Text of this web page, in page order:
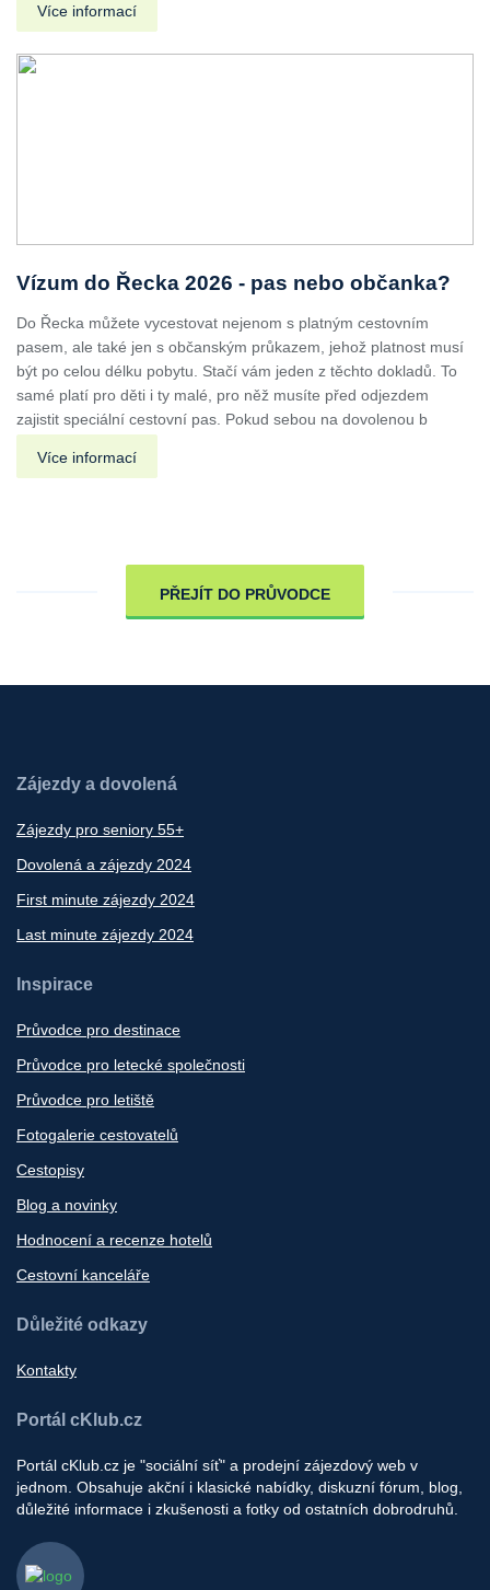
Více informací
Vízum do Řecka 2026 - pas nebo občanka?
Do Řecka můžete vycestovat nejenom s platným cestovním
pasem, ale také jen s občanským průkazem, jehož platnost musí
být po celou délku pobytu. Stačí vám jeden z těchto dokladů. To
samé platí pro děti i ty malé, pro něž musíte před odjezdem
zajistit speciální cestovní pas. Pokud sebou na dovolenou b
Více informací
PŘEJÍT DO PRŮVODCE
Zájezdy a dovolená
Zájezdy pro seniory 55+
Dovolená a zájezdy 2024
First minute zájezdy 2024
Last minute zájezdy 2024
Inspirace
Průvodce pro destinace
Průvodce pro letecké společnosti
Průvodce pro letiště
Fotogalerie cestovatelů
Cestopisy
Blog a novinky
Hodnocení a recenze hotelů
Cestovní kanceláře
Důležité odkazy
Kontakty
Portál cKlub.cz
Portál cKlub.cz je "sociální síť" a prodejní zájezdový web v
jednom. Obsahuje akční i klasické nabídky, diskuzní fórum, blog,
důležité informace i zkušenosti a fotky od ostatních dobrodruhů.